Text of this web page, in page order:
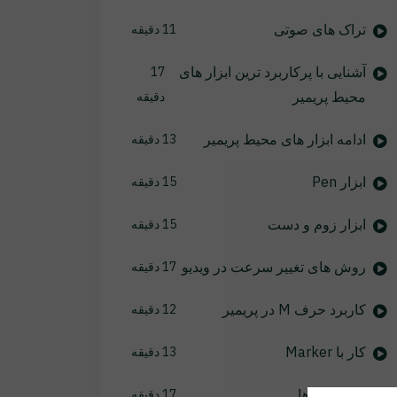
تراک های صوتی 11 دقیقه
آشنایی با پرکاربرد ترین ابزار های
محیط پریمیر
17
دقیقه
ادامه ابزار های محیط پریمیر 13 دقیقه
ابزار Pen 15 دقیقه
ابزار زوم و دست 15 دقیقه
روش های تغییر سرعت در ویدیو 17 دقیقه
کاربرد حرف M در پریمیر 12 دقیقه
کار با Marker 13 دقیقه